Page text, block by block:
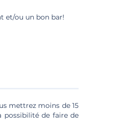
et/ou un bon bar!
mettrez moins de 15
de faire de